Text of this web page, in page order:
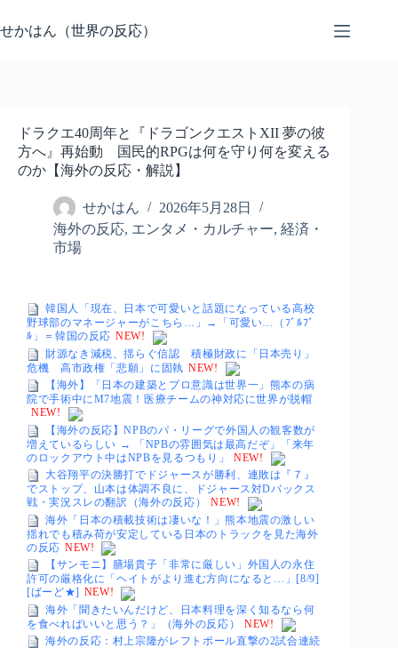
ン
せかはん（世界の反応）
ドラクエ40周年と『ドラゴンクエストXII 夢の彼
方へ』再始動 国民的RPGは何を守り何を変える
のか【海外の反応・解説】
せかはん
2026年5月28日
海外の反応, エンタメ・カルチャー, 経済・
市場
韓国人「現在、日本で可愛いと話題になっている高校
野球部のマネージャーがこちら…」→「可愛い…（ﾌﾞﾙﾌﾞ
ﾙ」＝韓国の反応 NEW!
財源なき減税、揺らぐ信認 積極財政に「日本売り」
危機 高市政権「悲願」に固執 NEW!
【海外】「日本の建築とプロ意識は世界一」熊本の病
院で手術中にM7地震！医療チームの神対応に世界が脱帽
NEW!
【海外の反応】NPBのパ・リーグで外国人の観客数が
増えているらしい → 「NPBの雰囲気は最高だぞ」「来年
のロックアウト中はNPBを見るつもり」
NEW!
大谷翔平の決勝打でドジャースが勝利、連敗は『７』
でストップ、山本は体調不良に、ドジャース対Dバックス
戦・実況スレの翻訳（海外の反応）
NEW!
海外「日本の積載技術は凄いな！」熊本地震の激しい
揺れでも積み荷が安定している日本のトラックを見た海外
の反応 NEW!
【サンモニ】膳場貴子「非常に厳しい」外国人の永住
許可の厳格化に「ヘイトがより進む方向になると…」[8/9]
[ばーど★] NEW!
海外「聞きたいんだけど、日本料理を深く知るなら何
を食べればいいと思う？」（海外の反応）
NEW!
海外の反応：村上宗隆がレフトポール直撃の2試合連続